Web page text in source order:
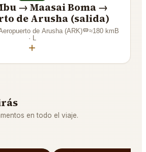
→ Maasai Boma →
de Arusha (salida)
de Arusha (ARK) ≈180km B
· L
+
en todo el viaje.